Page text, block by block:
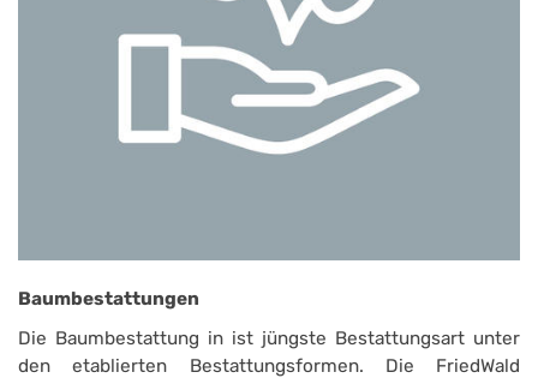
Baumbestattungen
Die Baumbestattung in ist jüngste Bestattungsart unter
den etablierten Bestattungsformen. Die FriedWald